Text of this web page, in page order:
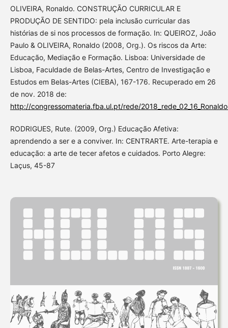
OLIVEIRA, Ronaldo. CONSTRUÇÃO CURRICULAR E
PRODUÇÃO DE SENTIDO: pela inclusão curricular das
histórias de si nos processos de formação. In: QUEIROZ, João
Paulo & OLIVEIRA, Ronaldo (2008, Org.). Os riscos da Arte:
Educação, Mediação e Formação. Lisboa: Universidade de
Lisboa, Faculdade de Belas-Artes, Centro de Investigação e
Estudos em Belas-Artes (CIEBA), 167-176. Recuperado em 26
de nov. 2018 de:
http://congressomateria.fba.ul.pt/rede/
RODRIGUES, Rute. (2009, Org.) Educação Afetiva:
aprendendo a ser e a conviver. In: CENTRARTE. Arte-terapia e
educação: a arte de tecer afetos e cuidados. Porto Alegre:
Laçus, 45-87